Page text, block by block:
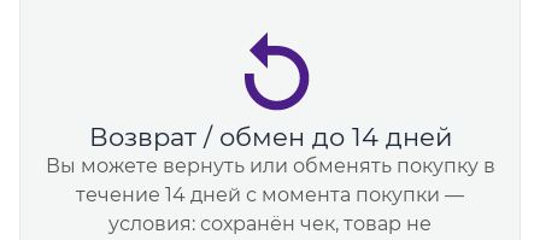
Возврат / обмен до 14 дней
Вы можете вернуть или обменять покупку в
течение 14 дней с момента покупки —
условия: сохранён чек, товар не